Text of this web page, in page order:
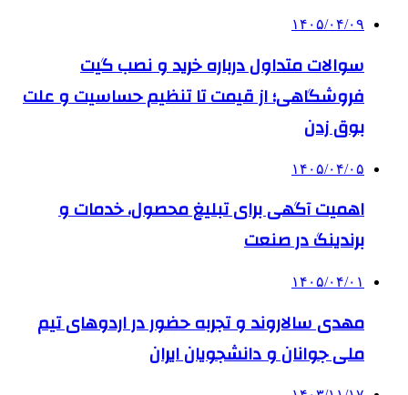
۱۴۰۵/۰۴/۰۹
سوالات متداول درباره خرید و نصب گیت
فروشگاهی؛ از قیمت تا تنظیم حساسیت و علت
بوق زدن
۱۴۰۵/۰۴/۰۵
اهمیت آگهی برای تبلیغ محصول، خدمات و
برندینگ در صنعت
۱۴۰۵/۰۴/۰۱
مهدی سالاروند و تجربه حضور در اردوهای تیم
ملی جوانان و دانشجویان ایران